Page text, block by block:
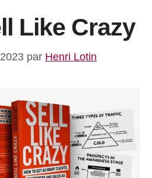
Like Crazy
par Henri Lotin